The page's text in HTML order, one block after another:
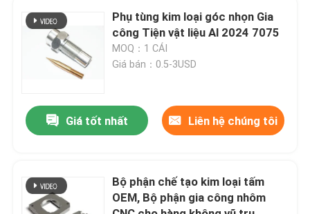
Kiểm soát chất lượng
Liên hệ chúng tôi
Tin tức
Các bộ phận được gia công cnc chính xác
Phụ tùng kim loại góc nhọn Gia
công Tiện vật liệu Al 2024 7075
MOQ：1 CÁI
Giá bán：0.5-3USD
Giá tốt nhất Liên hệ chúng tôi
Bộ phận chế tạo kim loại tấm
OEM, Bộ phận gia công nhôm